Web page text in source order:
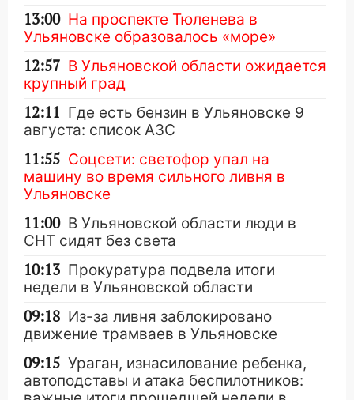
13:00 На проспекте Тюленева в
Ульяновске образовалось «море»
12:57 В Ульяновской области ожидается
крупный град
12:11 Где есть бензин в Ульяновске 9
августа: список АЗС
11:55 Соцсети: светофор упал на
машину во время сильного ливня в
Ульяновске
11:00 В Ульяновской области люди в
СНТ сидят без света
10:13 Прокуратура подвела итоги
недели в Ульяновской области
09:18 Из-за ливня заблокировано
движение трамваев в Ульяновске
09:15 Ураган, изнасилование ребенка,
автоподставы и атака беспилотников: